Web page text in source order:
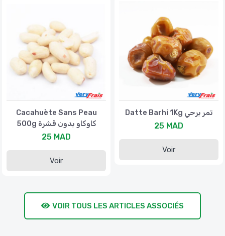
Cacahuète Sans Peau
500g كاوكاو بدون قشرة
25 MAD
Voir
Datte Barhi 1Kg تمر برحي
25 MAD
Voir
VOIR TOUS LES ARTICLES ASSOCIÉS